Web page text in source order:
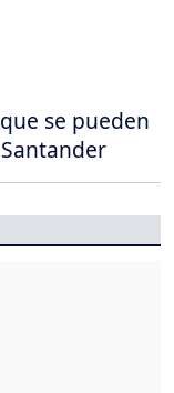
se pueden